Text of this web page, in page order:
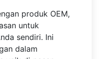
produk OEM,
untuk
sendiri. Ini
dalam